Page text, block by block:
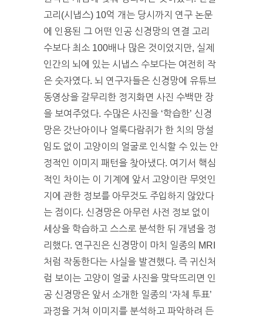
고리(시냅스) 10억 개는 당시까지 연구 논문
에 인용된 그 어떤 인공 신경망의 연결 고리
수보다 최소 100배나 많은 것이었지만, 실제
인간의 뇌에 있는 시냅스 수보다는 여전히 작
은 숫자였다. 뇌 연구자들은 신경망에 유튜브
동영상을 갈무리한 정지화면 사진 수백만 장
을 보여주었다. 수많은 사진을 ‘학습한’ 신경
망은 갓난아이나 얼룩다람쥐가 한 치의 망설
임도 없이 고양이의 얼굴로 인식할 수 있는 안
정적인 이미지 패턴을 찾아냈다. 여기서 핵심
적인 차이는 이 기계에 앞서 고양이란 무엇인
지에 관한 정보를 아무것도 주입하지 않았다
는 점이다. 신경망은 아무런 사전 정보 없이
세상을 학습하고 스스로 분석한 뒤 개념을 정
리했다. 연구진은 신경망이 마치 일종의 MRI
처럼 작동한다는 사실을 발견했다. 즉 귀신처
럼 보이는 고양이 얼굴 사진을 맞닥뜨리면 인
공 신경망은 앞서 소개한 일종의 ‘자체 투표’
과정을 거쳐 이미지를 분석하고 파악하려 든